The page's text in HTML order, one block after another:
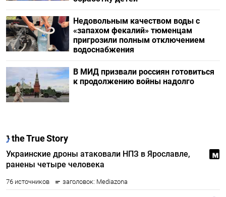
Недовольным качеством воды с
«запахом фекалий» тюменцам
пригрозили полным отключением
водоснабжения
В МИД призвали россиян готовиться
к продолжению войны надолго